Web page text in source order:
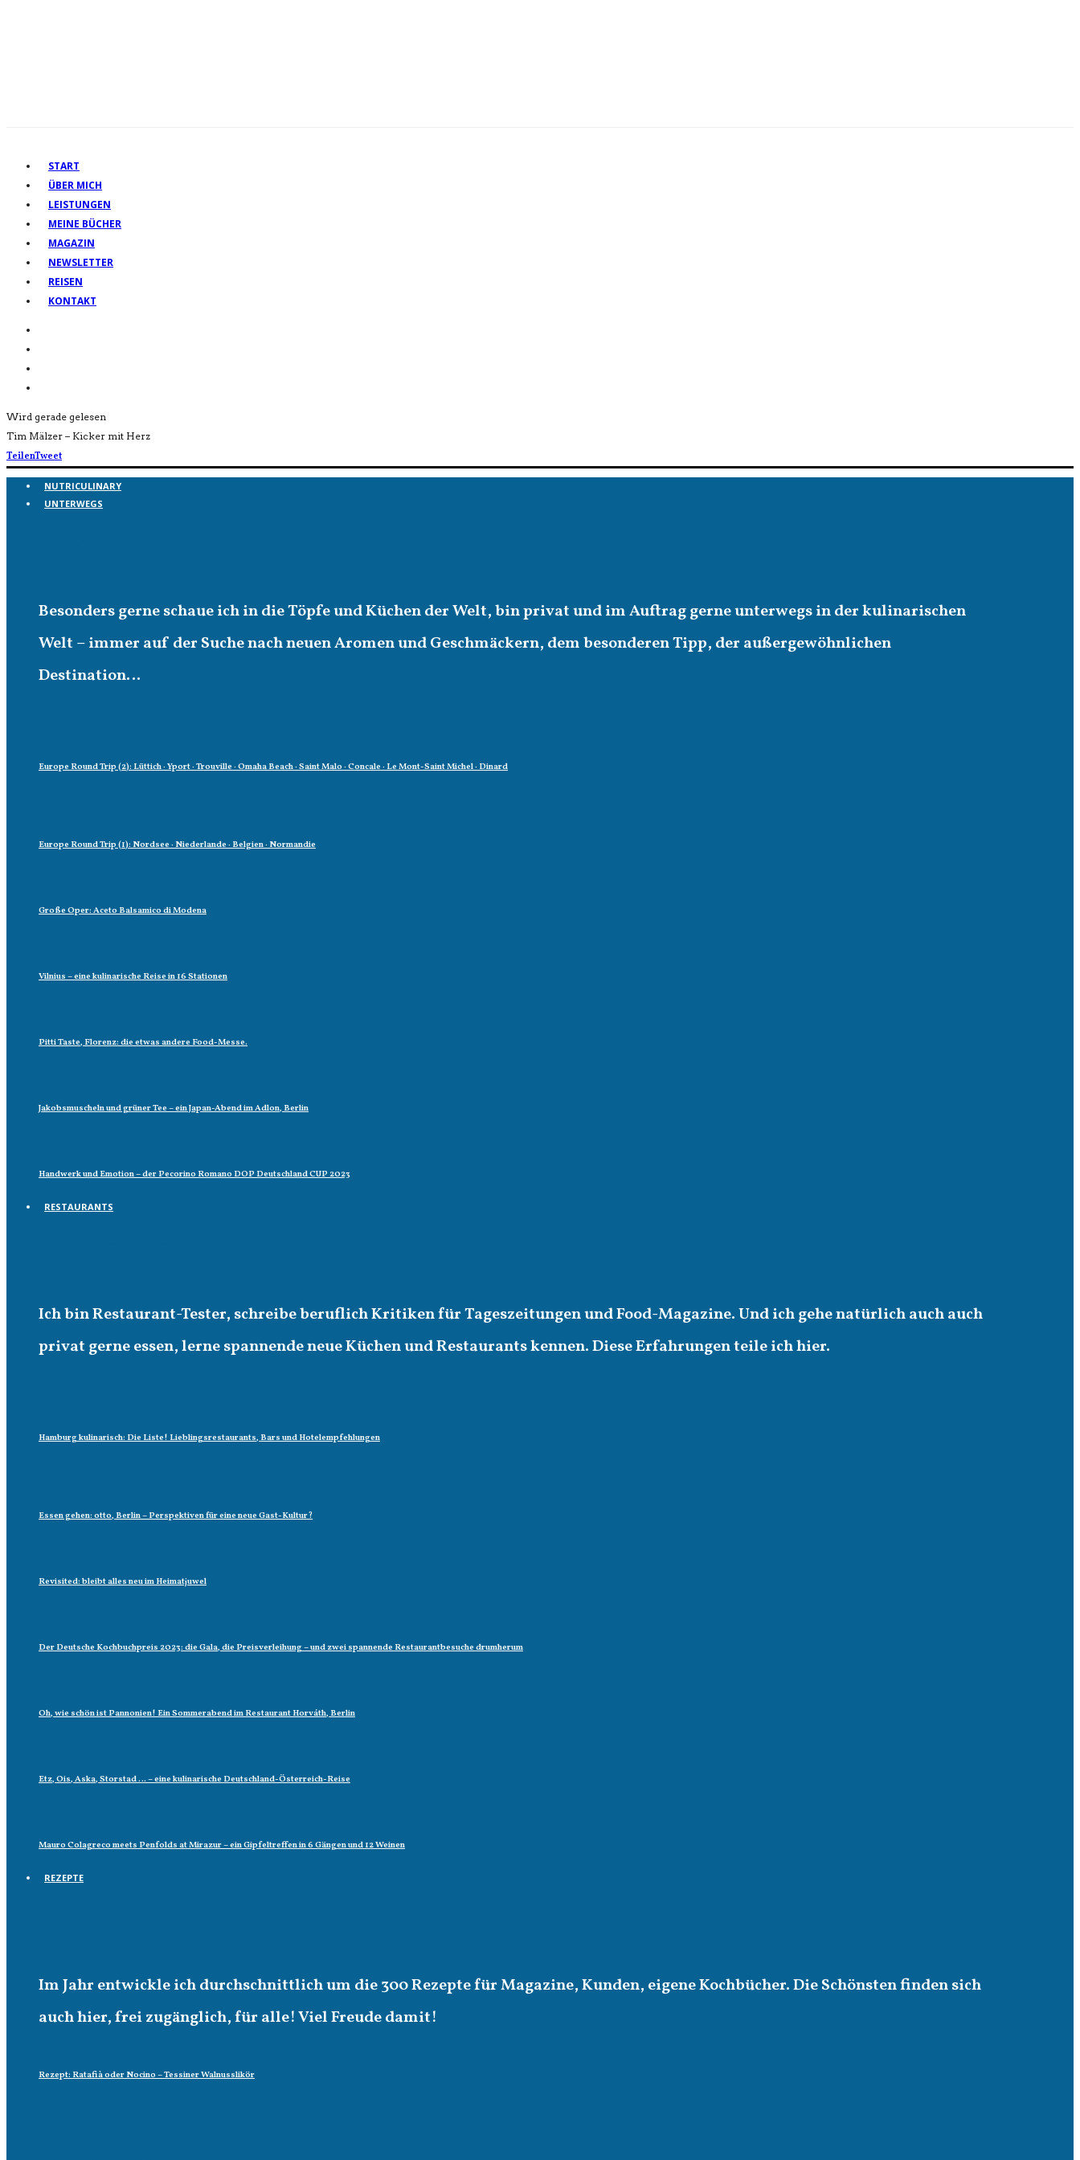
START
ÜBER MICH
LEISTUNGEN
MEINE BÜCHER
MAGAZIN
NEWSLETTER
REISEN
KONTAKT
Wird gerade gelesen
Tim Mälzer – Kicker mit Herz
TeilenTweet
NUTRICULINARY
UNTERWEGS
Besonders gerne schaue ich in die Töpfe und Küchen der Welt, bin privat und im Auftrag gerne unterwegs in der kulinarischen
Welt – immer auf der Suche nach neuen Aromen und Geschmäckern, dem besonderen Tipp, der außergewöhnlichen
Destination…
Europe Round Trip (2): Lüttich · Yport · Trouville · Omaha Beach · Saint Malo · Concale · Le Mont-Saint Michel · Dinard
Europe Round Trip (1): Nordsee · Niederlande · Belgien · Normandie
Große Oper: Aceto Balsamico di Modena
Vilnius – eine kulinarische Reise in 16 Stationen
Pitti Taste, Florenz: die etwas andere Food-Messe.
Jakobsmuscheln und grüner Tee – ein Japan-Abend im Adlon, Berlin
Handwerk und Emotion – der Pecorino Romano DOP Deutschland CUP 2023
RESTAURANTS
Ich bin Restaurant-Tester, schreibe beruflich Kritiken für Tageszeitungen und Food-Magazine. Und ich gehe natürlich auch auch
privat gerne essen, lerne spannende neue Küchen und Restaurants kennen. Diese Erfahrungen teile ich hier.
Hamburg kulinarisch: Die Liste! Lieblingsrestaurants, Bars und Hotelempfehlungen
Essen gehen: otto, Berlin – Perspektiven für eine neue Gast-Kultur?
Revisited: bleibt alles neu im Heimatjuwel
Der Deutsche Kochbuchpreis 2023: die Gala, die Preisverleihung – und zwei spannende Restaurantbesuche drumherum
Oh, wie schön ist Pannonien! Ein Sommerabend im Restaurant Horváth, Berlin
Etz, Ois, Aska, Storstad … – eine kulinarische Deutschland-Österreich-Reise
Mauro Colagreco meets Penfolds at Mirazur – ein Gipfeltreffen in 6 Gängen und 12 Weinen
REZEPTE
Im Jahr entwickle ich durchschnittlich um die 300 Rezepte für Magazine, Kunden, eigene Kochbücher. Die Schönsten finden sich
auch hier, frei zugänglich, für alle! Viel Freude damit!
Rezept: Ratafià oder Nocino – Tessiner Walnusslikör